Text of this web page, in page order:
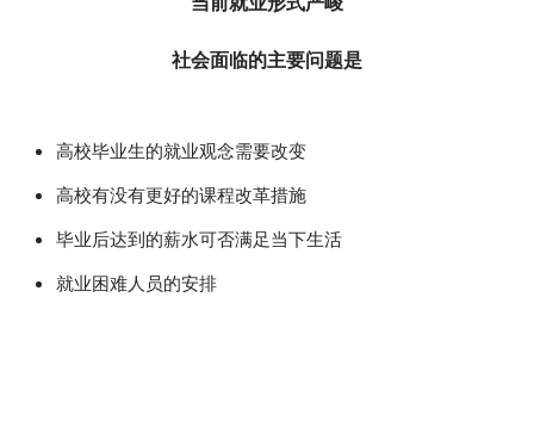
社会面临的主要问题是
高校毕业生的就业观念需要改变
高校有没有更好的课程改革措施
毕业后达到的薪水可否满足当下生活
就业困难人员的安排